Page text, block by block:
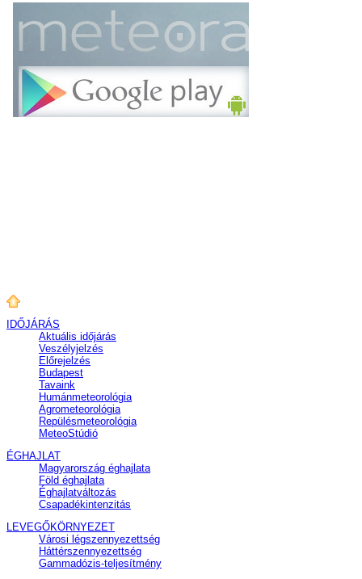
IDŐJÁRÁS
Aktuális időjárás
Veszélyjelzés
Előrejelzés
Budapest
Tavaink
Humánmeteorológia
Agrometeorológia
Repülésmeteorológia
MeteoStúdió
ÉGHAJLAT
Magyarország éghajlata
Föld éghajlata
Éghajlatváltozás
Csapadékintenzitás
LEVEGŐKÖRNYEZET
Városi légszennyezettség
Háttérszennyezettség
Gammadózis-teljesítmény